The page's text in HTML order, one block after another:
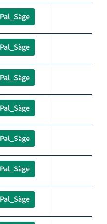
Pal_Säge
Pal_Säge
Pal_Säge
Pal_Säge
Pal_Säge
Pal_Säge
Pal_Säge